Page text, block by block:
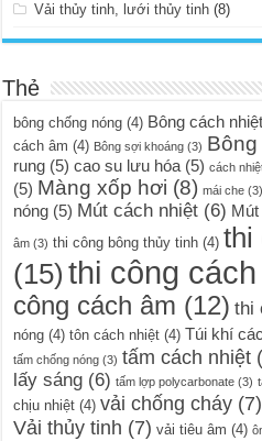
Vải thủy tinh, lưới thủy tinh (8)
Thẻ
bông chống nóng (4) Bông cách nhiệt
cách âm (4) Bông sợi khoáng (3)
rung (5) cao su lưu hóa (5) cách
(5) Màng xốp hơi (8) mái che (3)
nóng (5) Mút cách nhiệt (6) Mút
âm (3) thi công bông thủy tinh (4) thi
(15) thi công
công cách âm (12) thi
nóng (4) tôn cách nhiệt (4) Túi khí
tấm chống nóng (3) tấm cách nhiệt
lấy sáng (6) tấm lợp polycarbonate (3)
chịu nhiệt (4) vải chống cháy (7)
Vải thủy tinh (7) vải tiêu âm (4)